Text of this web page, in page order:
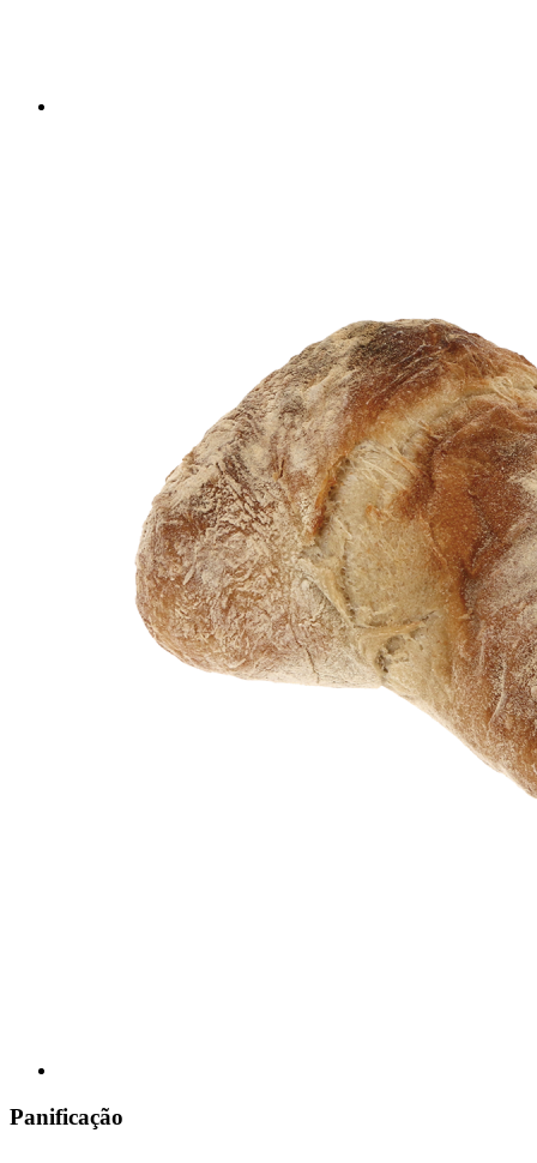
Panificação